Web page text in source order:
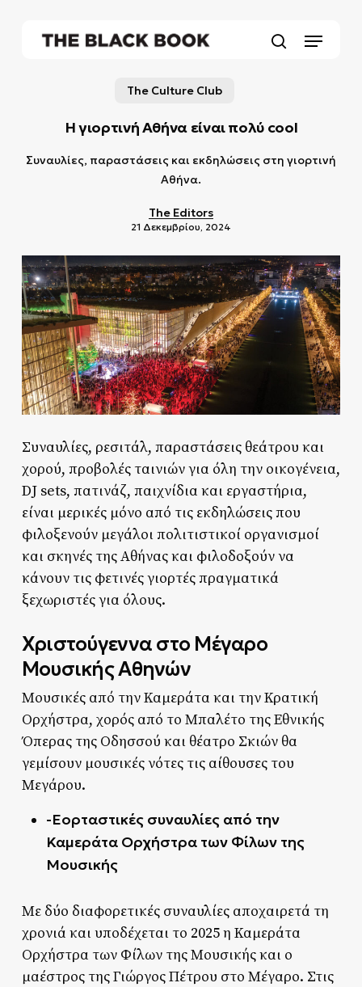
Menu
The Culture Club
Η γιορτινή Αθήνα είναι πολύ cool
Συναυλίες, παραστάσεις και εκδηλώσεις στη γιορτινή
Αθήνα.
The Editors
21 Δεκεμβρίου, 2024
Συναυλίες, ρεσιτάλ, παραστάσεις θεάτρου και
χορού, προβολές ταινιών για όλη την οικογένεια,
DJ sets, πατινάζ, παιχνίδια και εργαστήρια,
είναι μερικές μόνο από τις εκδηλώσεις που
φιλοξενούν μεγάλοι πολιτιστικοί οργανισμοί
και σκηνές της Αθήνας και φιλοδοξούν να
κάνουν τις φετινές γιορτές πραγματικά
ξεχωριστές για όλους.
Χριστούγεννα στο Μέγαρο
Μουσικής Αθηνών
Μουσικές από την Καμεράτα και την Κρατική
Ορχήστρα, χορός από το Μπαλέτο της Εθνικής
Όπερας της Οδησσού και θέατρο Σκιών θα
γεμίσουν μουσικές νότες τις αίθουσες του
Μεγάρου.
-Εορταστικές συναυλίες από την
Καμεράτα Ορχήστρα των Φίλων της
Μουσικής
Με δύο διαφορετικές συναυλίες αποχαιρετά τη
χρονιά και υποδέχεται το 2025 η Καμεράτα
Ορχήστρα των Φίλων της Μουσικής και ο
μαέστρος της Γιώργος Πέτρου στο Μέγαρο. Στις